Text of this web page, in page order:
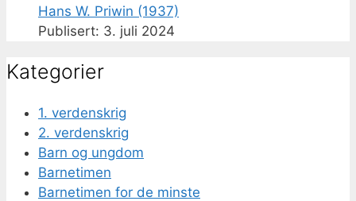
Hans W. Priwin (1937)
3. juli 2024
Kategorier
1. verdenskrig
2. verdenskrig
Barn og ungdom
Barnetimen
Barnetimen for de minste